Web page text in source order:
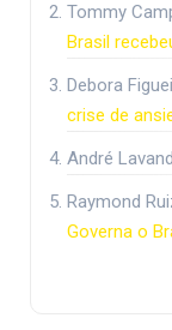
Tommy
Brasil
Debora
crise de
André
Raymond
Governa o